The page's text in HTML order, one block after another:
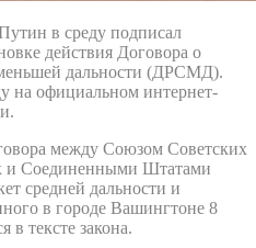
в среду подписал
действия Договора о
дальности (ДРСМД).
на официальном интернет-
между Союзом Советских
и Соединенными Штатами
средней дальности и
в городе Вашингтоне 8
в тексте закона.